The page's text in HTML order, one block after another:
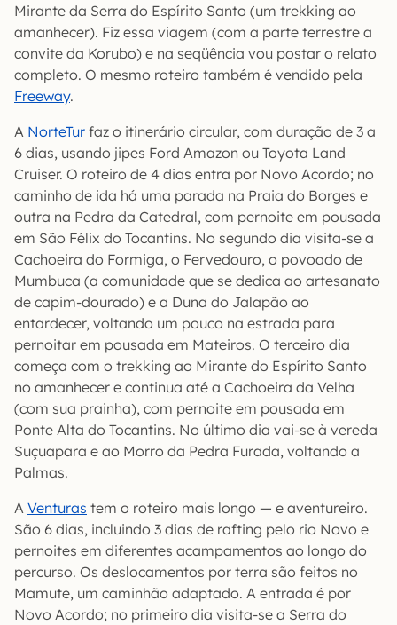
Mirante da Serra do Espírito Santo (um trekking ao
amanhecer). Fiz essa viagem (com a parte terrestre a
convite da Korubo) e na seqüência vou postar o relato
completo. O mesmo roteiro também é vendido pela
Freeway.
A NorteTur faz o itinerário circular, com duração de 3 a
6 dias, usando jipes Ford Amazon ou Toyota Land
Cruiser. O roteiro de 4 dias entra por Novo Acordo; no
caminho de ida há uma parada na Praia do Borges e
outra na Pedra da Catedral, com pernoite em pousada
em São Félix do Tocantins. No segundo dia visita-se a
Cachoeira do Formiga, o Fervedouro, o povoado de
Mumbuca (a comunidade que se dedica ao artesanato
de capim-dourado) e a Duna do Jalapão ao
entardecer, voltando um pouco na estrada para
pernoitar em pousada em Mateiros. O terceiro dia
começa com o trekking ao Mirante do Espírito Santo
no amanhecer e continua até a Cachoeira da Velha
(com sua prainha), com pernoite em pousada em
Ponte Alta do Tocantins. No último dia vai-se à vereda
Suçuapara e ao Morro da Pedra Furada, voltando a
Palmas.
A Venturas tem o roteiro mais longo — e aventureiro.
São 6 dias, incluindo 3 dias de rafting pelo rio Novo e
pernoites em diferentes acampamentos ao longo do
percurso. Os deslocamentos por terra são feitos no
Mamute, um caminhão adaptado. A entrada é por
Novo Acordo; no primeiro dia visita-se a Serra do